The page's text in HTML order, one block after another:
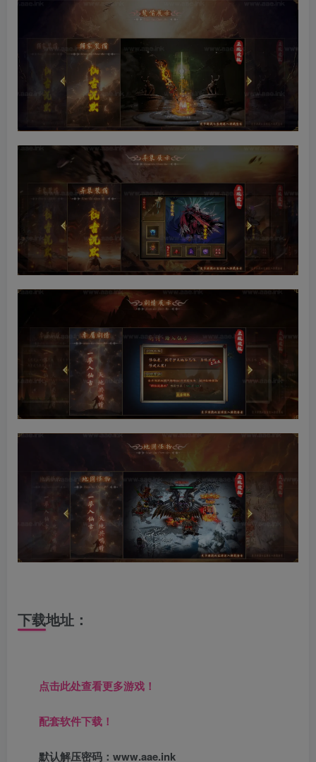
下载地址：
点击此处查看更多游戏！
配套软件下载！
默认解压密码：www.aae.ink